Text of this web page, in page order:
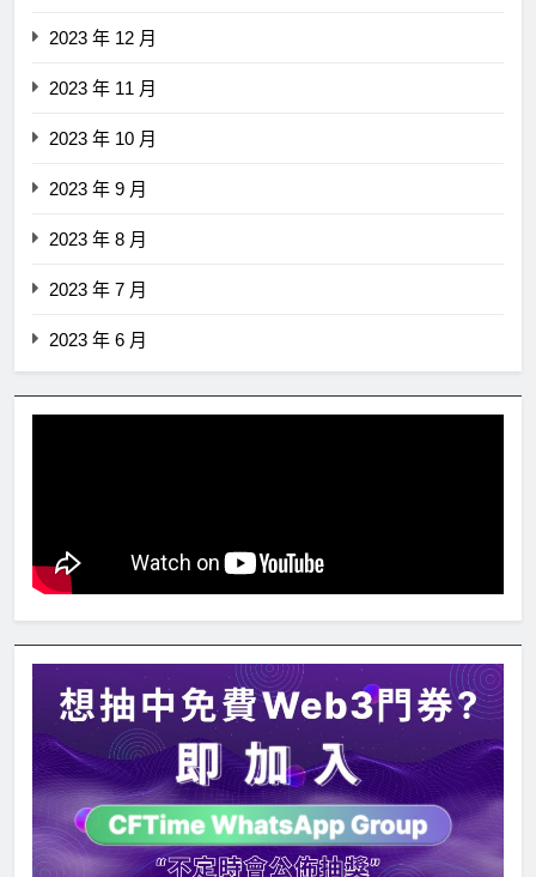
2023 年 12 月
2023 年 11 月
2023 年 10 月
2023 年 9 月
2023 年 8 月
2023 年 7 月
2023 年 6 月